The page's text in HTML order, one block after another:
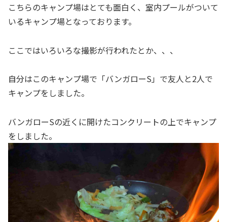
こちらのキャンプ場はとても面白く、室内プールがついて
いるキャンプ場となっております。
ここではいろいろな撮影が行われたとか、、、
自分はこのキャンプ場で「バンガローS」で友人と2人で
キャンプをしました。
バンガローSの近くに開けたコンクリートの上でキャンプ
をしました。